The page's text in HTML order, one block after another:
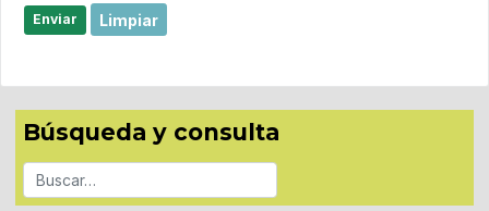
Enviar Limpiar
Búsqueda y consulta
Buscar